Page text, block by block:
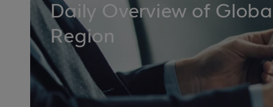
Daily Overview of
Region